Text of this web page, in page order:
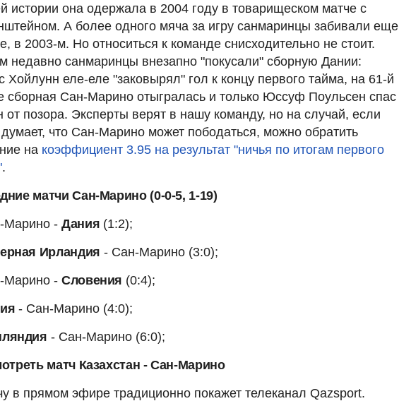
истории она одержала в 2004 году в товарищеском матче с
А более одного мяча за игру санмаринцы забивали еще
в 2003-м. Но относиться к команде снисходительно не стоит.
недавно санмаринцы внезапно "покусали" сборную Дании:
Хойлунн еле-еле "заковырял" гол к концу первого тайма, на 61-й
сборная Сан-Марино отыгралась и только Юссуф Поульсен спас
от позора. Эксперты верят в нашу команду, но на случай, если
думает, что Сан-Марино может пободаться, можно обратить
на коэффициент 3.95 на результат "ничья по итогам первого
.
матчи Сан-Марино (0-0-5, 1-19)
Марино - Дания (1:2);
Ирландия - Сан-Марино (3:0);
Марино - Словения (0:4);
- Сан-Марино (4:0);
- Сан-Марино (6:0);
матч Казахстан - Сан-Марино
в прямом эфире традиционно покажет телеканал Qazsport.